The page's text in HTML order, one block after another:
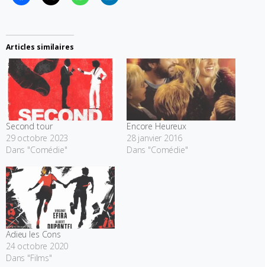
Articles similaires
Second tour
29 octobre 2023
Dans "Comédie"
Encore Heureux
28 janvier 2016
Dans "Comédie"
Adieu les Cons
24 octobre 2020
Dans "Films"